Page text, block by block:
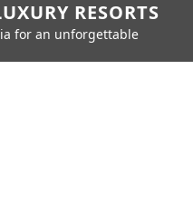
RESORTS
for an unforgettable